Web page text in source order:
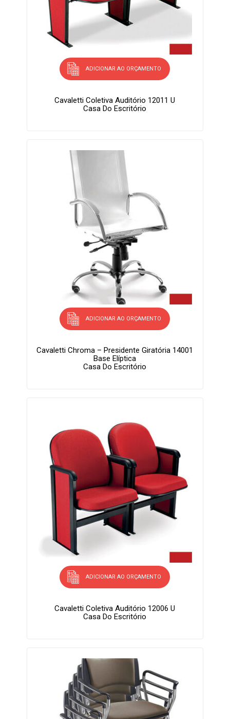
ADICIONAR AO ORÇAMENTO
Cavaletti Coletiva Auditório 12011 U
Casa Do Escritório
ADICIONAR AO ORÇAMENTO
Cavaletti Chroma – Presidente Giratória 14001
Base Elíptica
Casa Do Escritório
ADICIONAR AO ORÇAMENTO
Cavaletti Coletiva Auditório 12006 U
Casa Do Escritório